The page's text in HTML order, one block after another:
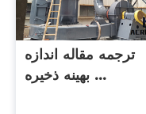
ترجمه مقاله اندازه
بهینه ذخیره ...